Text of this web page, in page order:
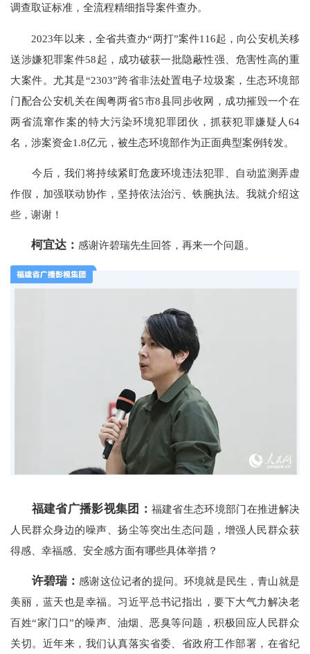
调查取证标准，全流程精细指导案件查办。
2023年以来，全省共查办“两打”案件116起，向公安机关移
送涉嫌犯罪案件58起，成功破获一批隐蔽性强、危害性高的重
大案件。尤其是“2303”跨省非法处置电子垃圾案，生态环境部
门配合公安机关在闽粤两省5市8县同步收网，成功摧毁一个在
两省流窜作案的特大污染环境犯罪团伙，抓获犯罪嫌疑人64
名，涉案资金1.8亿元，被生态环境部作为正面典型案例转发。
今后，我们将持续紧盯危废环境违法犯罪、自动监测弄虚
作假，加强联动协作，坚持依法治污、铁腕执法。我就介绍这
些，谢谢！
柯宜达：感谢许碧瑞先生回答，再来一个问题。
福建省广播影视集团： 福建省生态环境部门在推进解决
人民群众身边的噪声、扬尘等突出生态问题，增强人民群众获
得感、幸福感、安全感方面有哪些具体举措？
许碧瑞：感谢这位记者的提问。环境就是民生，青山就是
美丽，蓝天也是幸福。习近平总书记指出，要下大气力解决老
百姓“家门口”的噪声、油烟、恶臭等问题，积极回应人民群众
关切。近年来，我们认真落实省委、省政府工作部署，在省纪